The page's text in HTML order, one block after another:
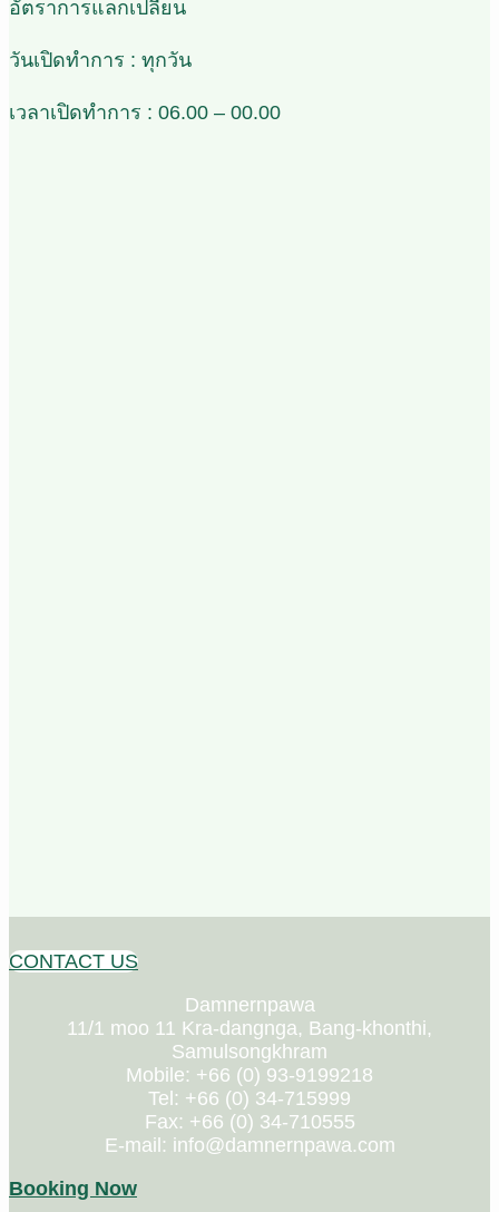
อัตราการแลกเปลี่ยน
วันเปิดทำการ : ทุกวัน
เวลาเปิดทำการ : 06.00 – 00.00
CONTACT US
Damnernpawa
11/1 moo 11 Kra-dangnga, Bang-khonthi,
Samulsongkhram
Mobile: +66 (0) 93-9199218
Tel: +66 (0) 34-715999
Fax: +66 (0) 34-710555
E-mail: info@damnernpawa.com
Booking Now